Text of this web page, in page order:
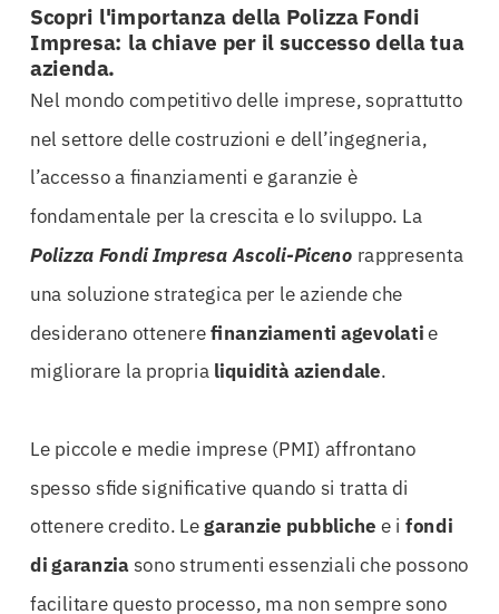
Scopri l'importanza della Polizza Fondi
Impresa: la chiave per il successo della tua
azienda.
Nel mondo competitivo delle imprese, soprattutto
nel settore delle costruzioni e dell’ingegneria,
l’accesso a finanziamenti e garanzie è
fondamentale per la crescita e lo sviluppo. La
Polizza Fondi Impresa Ascoli-Piceno rappresenta
una soluzione strategica per le aziende che
desiderano ottenerefinanziamenti agevolatie
migliorare la propria liquidità aziendale.
Le piccole e medie imprese (PMI) affrontano
spesso sfide significative quando si tratta di
ottenere credito. Legaranzie pubbliche e ifondi
di garanziasono strumenti essenziali che possono
facilitare questo processo, ma non sempre sono